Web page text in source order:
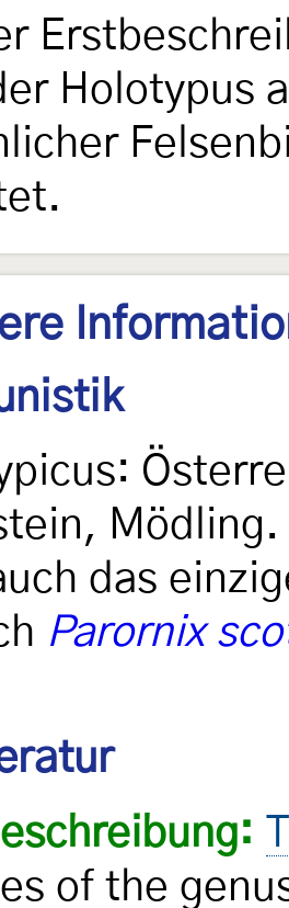
Holotypus
das
Parornix
of the